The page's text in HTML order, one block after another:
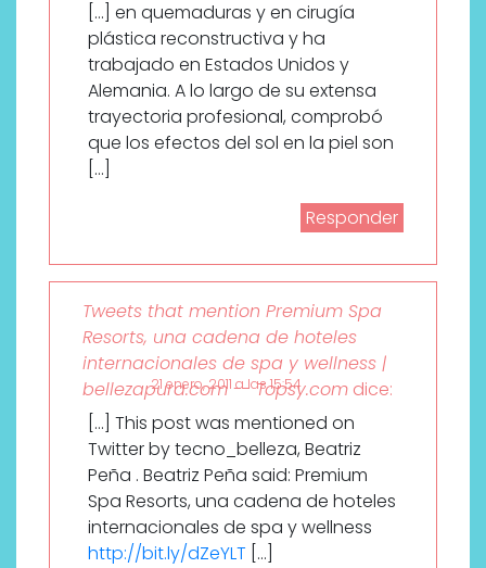
[…] en quemaduras y en cirugía
plástica reconstructiva y ha
trabajado en Estados Unidos y
Alemania. A lo largo de su extensa
trayectoria profesional, comprobó
que los efectos del sol en la piel son
[…]
Responder
Tweets that mention Premium Spa
Resorts, una cadena de hoteles
internacionales de spa y wellness |
bellezapura.com -- Topsy.com dice:
21 enero, 2011 a las 15:54
[…] This post was mentioned on
Twitter by tecno_belleza, Beatriz
Peña . Beatriz Peña said: Premium
Spa Resorts, una cadena de hoteles
internacionales de spa y wellness
http://bit.ly/dZeYLT […]